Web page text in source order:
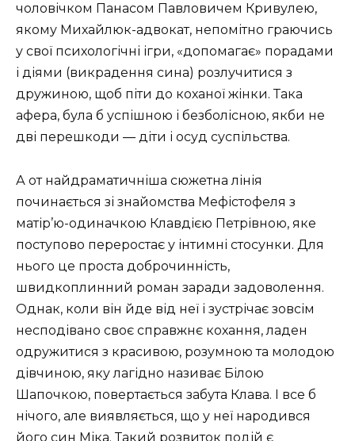
чоловічком Панасом Павловичем Кривулею,
якому Михайлюк-адвокат, непомітно граючись
у свої психологічні ігри, «допомагає» порадами
і діями (викрадення сина) розлучитися з
дружиною, щоб піти до коханої жінки. Така
афера, була б успішною і безболісною, якби не
дві перешкоди ― діти і осуд суспільства.
А от найдраматичніша сюжетна лінія
починається зі знайомства Мефістофеля з
матір’ю-одиначкою Клавдією Петрівною, яке
поступово переростає у інтимні стосунки. Для
нього це проста доброчинність,
швидкоплинний роман заради задоволення.
Однак, коли він йде від неї і зустрічає зовсім
несподівано своє справжнє кохання, ладен
одружитися з красивою, розумною та молодою
дівчиною, яку лагідно називає Білою
Шапочкою, повертається забута Клава. І все б
нічого, але виявляється, що у неї народився
його син Міка. Такий розвиток подій є